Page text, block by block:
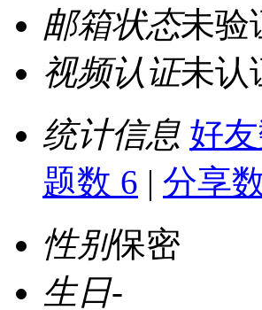
邮箱状态未验
视频认证未认
统计信息 好
题数 6 | 分享
性别保密
生日-